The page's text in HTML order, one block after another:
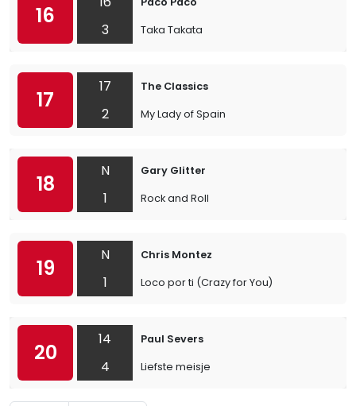
16
3
Taka Takata
17
17
2
The Classics
My Lady of Spain
18
N
1
Gary Glitter
Rock and Roll
19
N
1
Chris Montez
Loco por ti (Crazy for You)
20
14
4
Paul Severs
Liefste meisje